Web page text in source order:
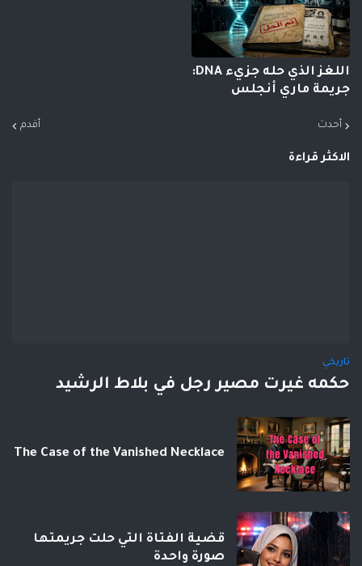
اللغز الذي حله جزيء DNA:
جريمة ماري أنجلس
أحدث أقدم
الاكثر قراءة
تاريخي
حكمه غيرت مصير رجل في بلاط الرشيد
The Case of the Vanished Necklace
قضية الفتاة التي حلت جريمتها
صورة واحدة